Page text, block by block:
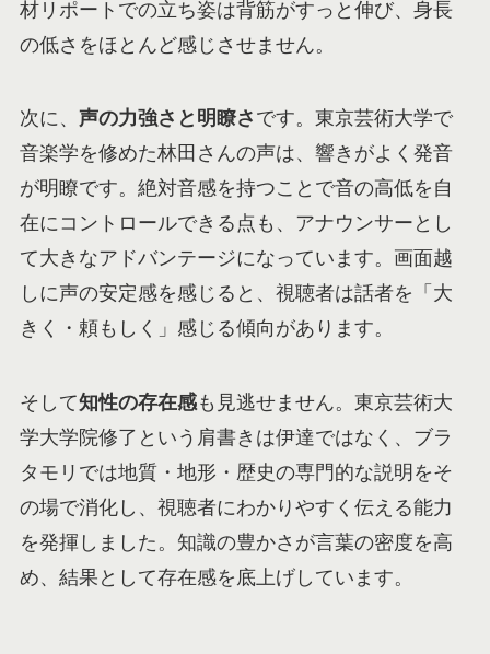
材リポートでの立ち姿は背筋がすっと伸び、身長
の低さをほとんど感じさせません。
次に、 声の力強さと明瞭さ です。東京芸術大学で
音楽学を修めた林田さんの声は、響きがよく発音
が明瞭です。絶対音感を持つことで音の高低を自
在にコントロールできる点も、アナウンサーとし
て大きなアドバンテージになっています。画面越
しに声の安定感を感じると、視聴者は話者を「大
きく・頼もしく」感じる傾向があります。
そして知性の存在感も見逃せません。東京芸術大
学大学院修了という肩書きは伊達ではなく、ブラ
タモリでは地質・地形・歴史の専門的な説明をそ
の場で消化し、視聴者にわかりやすく伝える能力
を発揮しました。知識の豊かさが言葉の密度を高
め、結果として存在感を底上げしています。